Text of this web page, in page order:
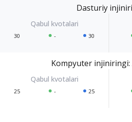
Dasturiy
30 - 30
Kompyuter injiniringi:
25 - 25